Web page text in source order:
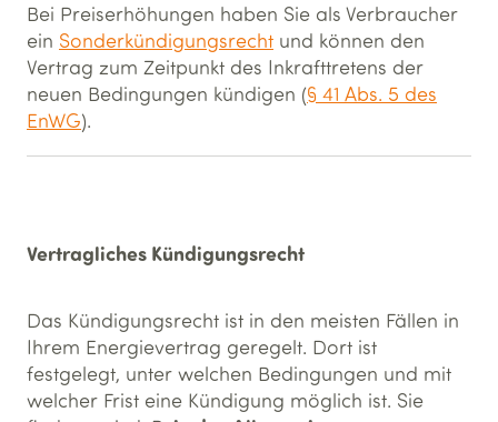
Bei Preiserhöhungen haben Sie als Verbraucher
ein Sonderkündigungsrecht und können den
Vertrag zum Zeitpunkt des Inkrafttretens der
neuen Bedingungen kündigen (§ 41 Abs. 5 des
EnWG).
Vertragliches Kündigungsrecht
Das Kündigungsrecht ist in den meisten Fällen in
Ihrem Energievertrag geregelt. Dort ist
festgelegt, unter welchen Bedingungen und mit
welcher Frist eine Kündigung möglich ist. Sie